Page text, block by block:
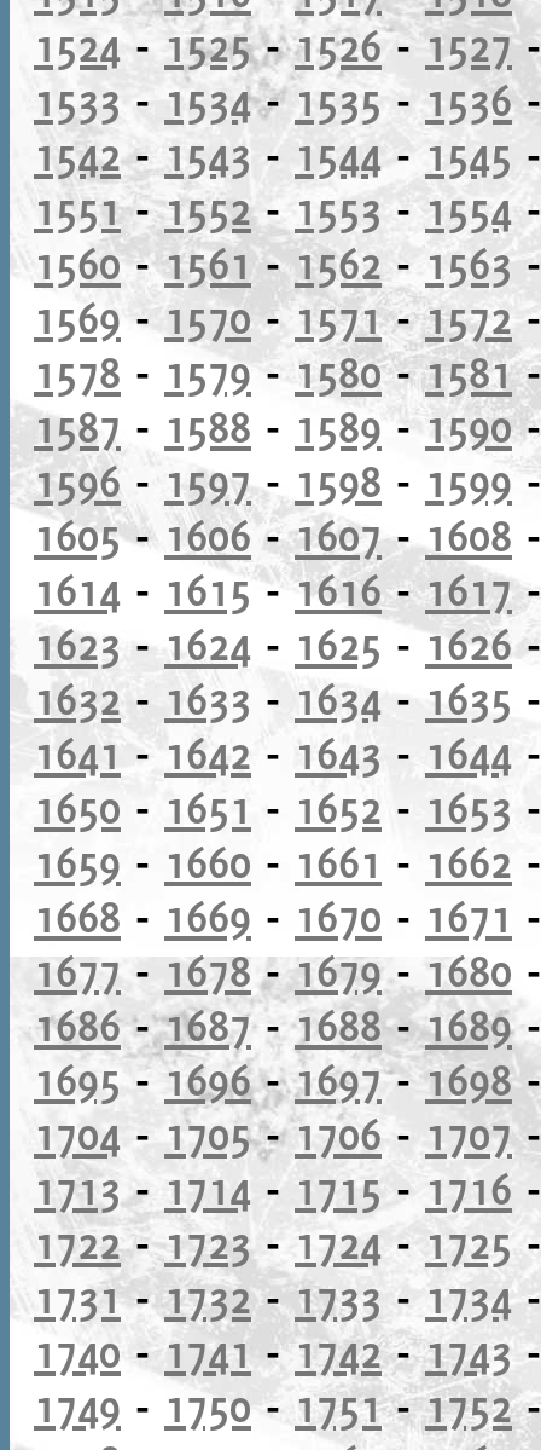
1524 - 1525-1526-1527
1533 - 1534- 1535- 1536
1542-1543 - 1544- 1545
1551-1552-1553-1554
1560-1561-1562 -1563
1569- 1570-1571-1572
1578 - 1579-1580-1581
1587 - 1588 - 1589-1590
1596 - 1597- 1598 - 1599
1605- 1606-1607-1608
1614 - 1615-1616-1617
1623- 1624 - 1625 -1626
1632- 1633 - 1634 - 1635
1641-1642 - 1643 - 1644
1650 - 1651 - 1652 - 1653
1659 - 1660 - 1661 - 1662
1668 - 1669 - 1670 - 1671
1677- 1678-1679- 1680
1686-1687-1688-1689
1695 -1696-1697-1698
1704 - 1705-1706 - 1707
1713- 1714 - 1715 - 1716
1722-1723-1724-1725
1731-1732-1733 -1734
1740 -1741 -1742-1743
1749 - 1750-1751-1752